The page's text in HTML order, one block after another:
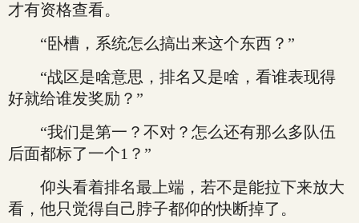
才有资格查看。
“卧槽，系统怎么搞出来这个东西？”
“战区是啥意思，排名又是啥，看谁表现得
好就给谁发奖励？”
“我们是第一？不对？怎么还有那么多队伍
后面都标了一个1？”
仰头看着排名最上端，若不是能拉下来放大
看，他只觉得自己脖子都仰的快断掉了。